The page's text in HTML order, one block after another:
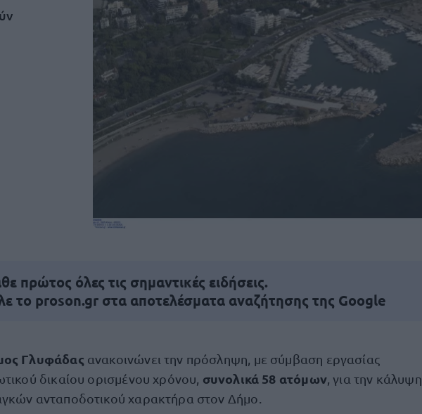
πρώτος όλες τις σημαντικές ειδήσεις.
το proson.gr στα αποτελέσματα αναζήτησης της Google
Γλυφάδας ανακοινώνει την πρόσληψη, με σύμβαση εργασίας
δικαίου ορισμένου χρόνου, συνολικά 58 ατόμων, για την κάλυψη
ανταποδοτικού χαρακτήρα στον Δήμο.